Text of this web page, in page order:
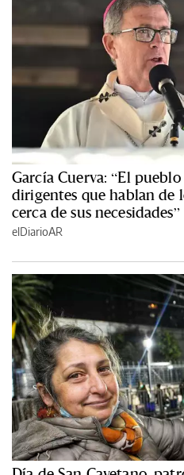
García Cuerva: “El
dirigentes que hablan de
cerca de sus necesidades”
elDiarioAR